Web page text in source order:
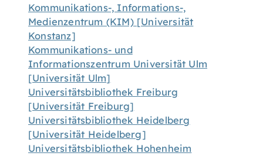
Kommunikations-, Informations-,
Medienzentrum (KIM) [Universität
Konstanz]
Kommunikations- und
Informationszentrum Universität Ulm
[Universität Ulm]
Universitätsbibliothek Freiburg
[Universität Freiburg]
Universitätsbibliothek Heidelberg
[Universität Heidelberg]
Universitätsbibliothek Hohenheim